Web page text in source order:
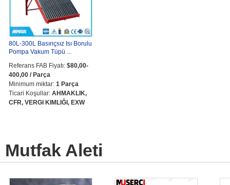
80L-300L Basınçsız Isı Borulu
Pompa Vakum Tüpü ...
Referans FAB Fiyatı: $80,00-
400,00 / Parça
Minimum miktar: 1 Parça
Ticari Koşullar: AHMAKLIK,
CFR, VERGI KIMLIĞI, EXW
Mutfak Aleti